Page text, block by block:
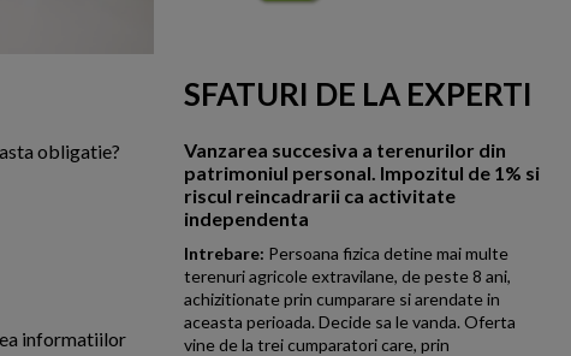
obligatie?
informatiilor
SFATURI DE LA EXPERTI
Vanzarea succesiva a terenurilor din
patrimoniul personal. Impozitul de 1% si
riscul reincadrarii ca activitate
independenta
Intrebare: Persoana fizica detine mai multe
terenuri agricole extravilane, de peste 8 ani,
achizitionate prin cumparare si arendate in
aceasta perioada. Decide sa le vanda. Oferta
vine de la trei cumparatori care, prin